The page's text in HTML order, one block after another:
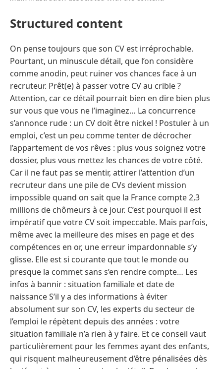
Structured content
On pense toujours que son CV est irréprochable.
Pourtant, un minuscule détail, que l’on considère
comme anodin, peut ruiner vos chances face à un
recruteur. Prêt(e) à passer votre CV au crible ?
Attention, car ce détail pourrait bien en dire bien plus
sur vous que vous ne l’imaginez… La concurrence
s’annonce rude : un CV doit être nickel ! Postuler à un
emploi, c’est un peu comme tenter de décrocher
l’appartement de vos rêves : plus vous soignez votre
dossier, plus vous mettez les chances de votre côté.
Car il ne faut pas se mentir, attirer l’attention d’un
recruteur dans une pile de CVs devient mission
impossible quand on sait que la France compte 2,3
millions de chômeurs à ce jour. C’est pourquoi il est
impératif que votre CV soit impeccable. Mais parfois,
même avec la meilleure des mises en page et des
compétences en or, une erreur impardonnable s’y
glisse. Elle est si courante que tout le monde ou
presque la commet sans s’en rendre compte… Les
infos à bannir : situation familiale et date de
naissance S’il y a des informations à éviter
absolument sur son CV, les experts du secteur de
l’emploi le répètent depuis des années : votre
situation familiale n’a rien à y faire. Et ce conseil vaut
particulièrement pour les femmes ayant des enfants,
qui risquent malheureusement d’être pénalisées dès